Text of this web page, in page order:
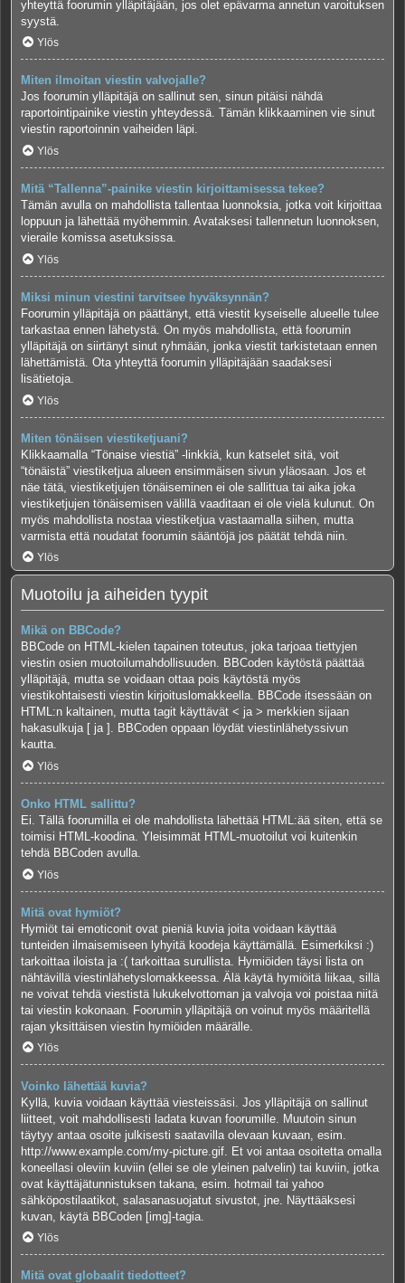
yhteyttä foorumin ylläpitäjään, jos olet epävarma annetun varoituksen
syystä.
Ylös
Miten ilmoitan viestin valvojalle?
Jos foorumin ylläpitäjä on sallinut sen, sinun pitäisi nähdä
raportointipainike viestin yhteydessä. Tämän klikkaaminen vie sinut
viestin raportoinnin vaiheiden läpi.
Ylös
Mitä “Tallenna”-painike viestin kirjoittamisessa tekee?
Tämän avulla on mahdollista tallentaa luonnoksia, jotka voit kirjoittaa
loppuun ja lähettää myöhemmin. Avataksesi tallennetun luonnoksen,
vieraile komissa asetuksissa.
Ylös
Miksi minun viestini tarvitsee hyväksynnän?
Foorumin ylläpitäjä on päättänyt, että viestit kyseiselle alueelle tulee
tarkastaa ennen lähetystä. On myös mahdollista, että foorumin
ylläpitäjä on siirtänyt sinut ryhmään, jonka viestit tarkistetaan ennen
lähettämistä. Ota yhteyttä foorumin ylläpitäjään saadaksesi
lisätietoja.
Ylös
Miten tönäisen viestiketjuani?
Klikkaamalla “Tönaise viestiä” -linkkiä, kun katselet sitä, voit
“tönäistä” viestiketjua alueen ensimmäisen sivun yläosaan. Jos et
näe tätä, viestiketjujen tönäiseminen ei ole sallittua tai aika joka
viestiketjujen tönäisemisen välillä vaaditaan ei ole vielä kulunut. On
myös mahdollista nostaa viestiketjua vastaamalla siihen, mutta
varmista että noudatat foorumin sääntöjä jos päätät tehdä niin.
Ylös
Muotoilu ja aiheiden tyypit
Mikä on BBCode?
BBCode on HTML-kielen tapainen toteutus, joka tarjoaa tiettyjen
viestin osien muotoilumahdollisuuden. BBCoden käytöstä päättää
ylläpitäjä, mutta se voidaan ottaa pois käytöstä myös
viestikohtaisesti viestin kirjoituslomakkeella. BBCode itsessään on
HTML:n kaltainen, mutta tagit käyttävät < ja > merkkien sijaan
hakasulkuja [ ja ]. BBCoden oppaan löydät viestinlähetyssivun
kautta.
Ylös
Onko HTML sallittu?
Ei. Tällä foorumilla ei ole mahdollista lähettää HTML:ää siten, että se
toimisi HTML-koodina. Yleisimmät HTML-muotoilut voi kuitenkin
tehdä BBCoden avulla.
Ylös
Mitä ovat hymiöt?
Hymiöt tai emoticonit ovat pieniä kuvia joita voidaan käyttää
tunteiden ilmaisemiseen lyhyitä koodeja käyttämällä. Esimerkiksi :)
tarkoittaa iloista ja :( tarkoittaa surullista. Hymiöiden täysi lista on
nähtävillä viestinlähetyslomakkeessa. Älä käytä hymiöitä liikaa, sillä
ne voivat tehdä viestistä lukukelvottoman ja valvoja voi poistaa niitä
tai viestin kokonaan. Foorumin ylläpitäjä on voinut myös määritellä
rajan yksittäisen viestin hymiöiden määrälle.
Ylös
Voinko lähettää kuvia?
Kyllä, kuvia voidaan käyttää viesteissäsi. Jos ylläpitäjä on sallinut
liitteet, voit mahdollisesti ladata kuvan foorumille. Muutoin sinun
täytyy antaa osoite julkisesti saatavilla olevaan kuvaan, esim.
http://www.example.com/my-picture.gif. Et voi antaa osoitetta omalla
koneellasi oleviin kuviin (ellei se ole yleinen palvelin) tai kuviin, jotka
ovat käyttäjätunnistuksen takana, esim. hotmail tai yahoo
sähköpostilaatikot, salasanasuojatut sivustot, jne. Näyttääksesi
kuvan, käytä BBCoden [img]-tagia.
Ylös
Mitä ovat globaalit tiedotteet?